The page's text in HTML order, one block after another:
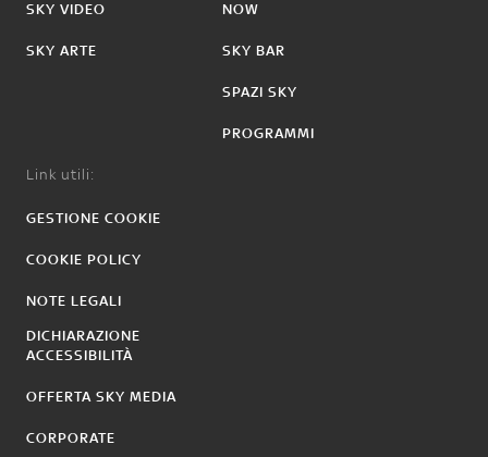
SKY VIDEO
SKY ARTE
NOW
SKY BAR
SPAZI SKY
PROGRAMMI
Link utili:
GESTIONE COOKIE
COOKIE POLICY
NOTE LEGALI
DICHIARAZIONE
ACCESSIBILITÀ
OFFERTA SKY MEDIA
CORPORATE